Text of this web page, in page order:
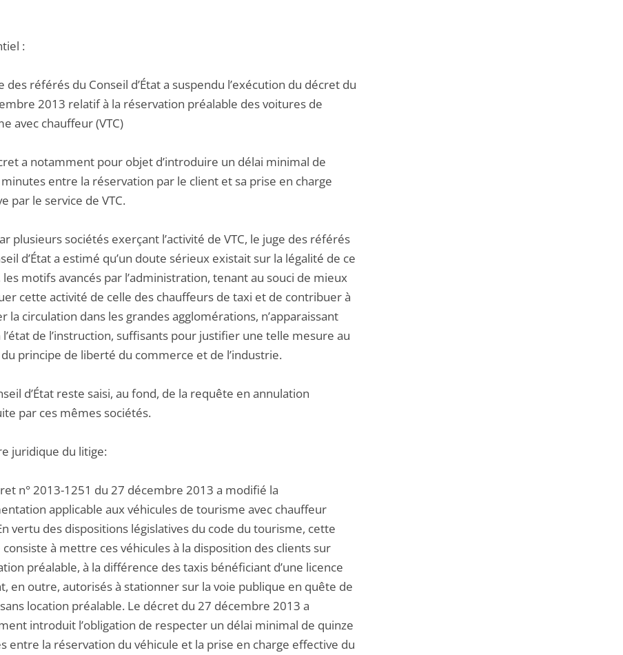
:
des référés du Conseil d’État a suspendu l’exécution du décret du
2013 relatif à la réservation préalable des voitures de
avec chauffeur (VTC)
a notamment pour objet d’introduire un délai minimal de
entre la réservation par le client et sa prise en charge
par le service de VTC.
plusieurs sociétés exerçant l’activité de VTC, le juge des référés
d’État a estimé qu’un doute sérieux existait sur la légalité de ce
motifs avancés par l’administration, tenant au souci de mieux
cette activité de celle des chauffeurs de taxi et de contribuer à
la circulation dans les grandes agglomérations, n’apparaissant
l’état de l’instruction, suffisants pour justifier une telle mesure au
principe de liberté du commerce et de l’industrie.
d’État reste saisi, au fond, de la requête en annulation
par ces mêmes sociétés.
juridique du litige:
n° 2013-1251 du 27 décembre 2013 a modifié la
applicable aux véhicules de tourisme avec chauffeur
vertu des dispositions législatives du code du tourisme, cette
à mettre ces véhicules à la disposition des clients sur
préalable, à la différence des taxis bénéficiant d’une licence
en outre, autorisés à stationner sur la voie publique en quête de
location préalable. Le décret du 27 décembre 2013 a
introduit l’obligation de respecter un délai minimal de quinze
entre la réservation du véhicule et la prise en charge effective du